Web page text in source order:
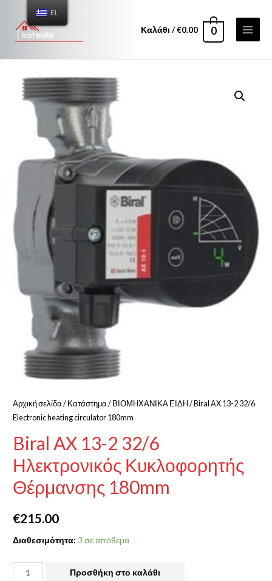
Καλάθι /€0.00 0
Αρχική σελίδα / Κατάστημα / ΒΙΟΜΗΧΑΝΙΚΑ ΕΙΔΗ/ Biral AX 13-2 32/6
Electronic heating circulator 180mm
Biral AX 13-2 32/6
Ηλεκτρονικός Κυκλοφορητής
Θέρμανσης 180mm
€215.00
Διαθεσιμότητα: 3 σε απόθεμα
Προσθήκη στο καλάθι
EL